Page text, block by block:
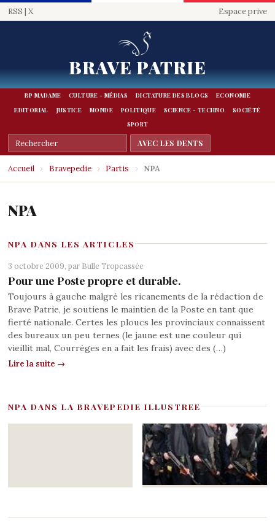
RSS | X Espace prive
BRAVE PATRIE
BP MADAME CULTURE - MÉDIAS DICTATURE DES BLOGS
ECONOMIE
EDITORIAL
JUSTICE MONDE POLITIQUE SCIENCE - TECHNO
SOCIÉTÉ
SPORT
Accueil › Bravepedie › Partis › NPA
NPA
NPA DANS LES ARTICLES
3 octobre 2009, par Bulle Tropcassée
Pour une Poste propre et durable.
Toujours à gauche malgré les ricanements de la rédaction de
Brave Patrie, je soutiens le maintien de la Poste en tant que
fierté nationale. Certes les ploucs les provinciaux connaissent
des bureaux un peu ternes (le jaune est une couleur qui
vieillit mal, Courrèges en a fait les frais) avec des (…)
Lire la suite →
NPA DANS LA BRAVEPEDIE ILLUSTREE